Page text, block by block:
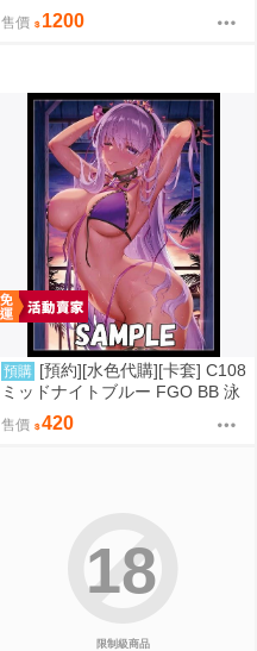
道 緋英
售價 1200
預購 [預約][水色代購][卡套] C108
ミッドナイトブルー FGO BB 泳
售價 420
限制級商品
18